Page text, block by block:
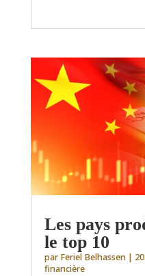
Les pays
le top 10
par Feriel Belhassen|
financière